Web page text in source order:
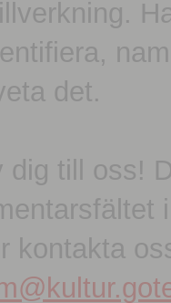
det.
dig till oss!
kontakta